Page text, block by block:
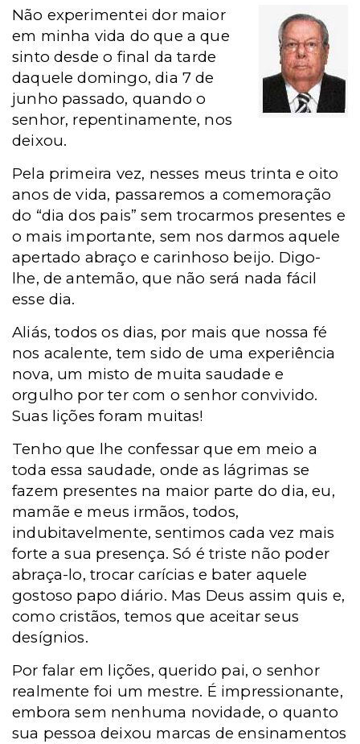
Não experimentei dor maior
em minha vida do que a que
sinto desde o final da tarde
daquele domingo, dia 7 de
junho passado, quando o
senhor, repentinamente, nos
deixou.
Pela primeira vez, nesses meus trinta e oito
anos de vida, passaremos a comemoração
do “dia dos pais” sem trocarmos presentes e
o mais importante, sem nos darmos aquele
apertado abraço e carinhoso beijo. Digo-
lhe, de antemão, que não será nada fácil
esse dia.
Aliás, todos os dias, por mais que nossa fé
nos acalente, tem sido de uma experiência
nova, um misto de muita saudade e
orgulho por ter com o senhor convivido.
Suas lições foram muitas!
Tenho que lhe confessar que em meio a
toda essa saudade, onde as lágrimas se
fazem presentes na maior parte do dia, eu,
mamãe e meus irmãos, todos,
indubitavelmente, sentimos cada vez mais
forte a sua presença. Só é triste não poder
abraça-lo, trocar carícias e bater aquele
gostoso papo diário. Mas Deus assim quis e,
como cristãos, temos que aceitar seus
desígnios.
Por falar em lições, querido pai, o senhor
realmente foi um mestre. É impressionante,
embora sem nenhuma novidade, o quanto
sua pessoa deixou marcas de ensinamentos